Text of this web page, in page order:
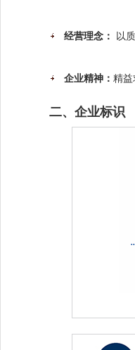
经营理念： 以
企业精神： 精益
二、企业标识